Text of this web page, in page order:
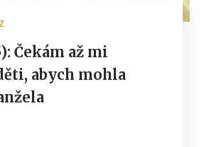
Čekám až mi
abych mohla